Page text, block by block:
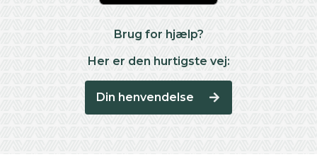
Brug for hjælp?
Her er den hurtigste vej:
Din henvendelse